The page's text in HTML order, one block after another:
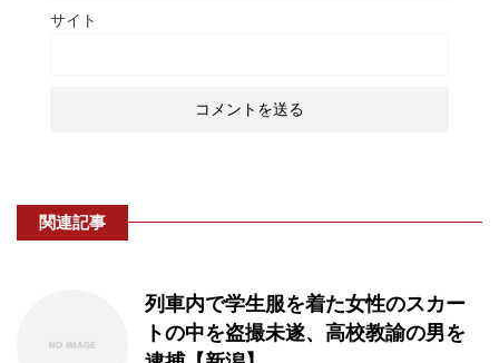
サイト
関連記事
列車内で学生服を着た女性のスカー
トの中を盗撮未遂、高校教諭の男を